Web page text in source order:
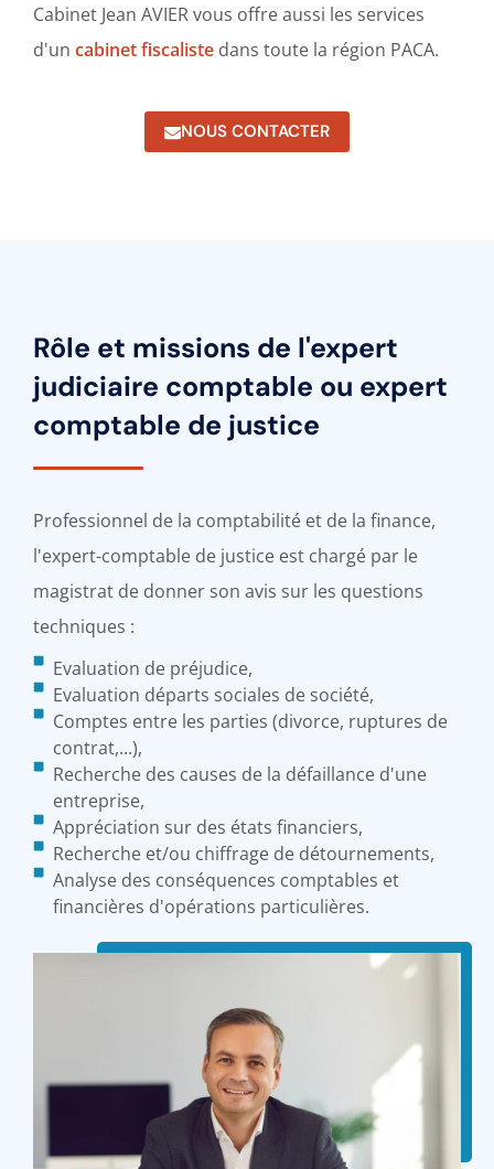
Cabinet Jean AVIER vous offre aussi les services
d'un cabinet fiscaliste dans toute la région PACA.
NOUS CONTACTER
Rôle et missions de l'expert
judiciaire comptable ou expert
comptable de justice
Professionnel de la comptabilité et de la finance,
l'expert-comptable de justice est chargé par le
magistrat de donner son avis sur les questions
techniques :
Evaluation de préjudice,
Evaluation départs sociales de société,
Comptes entre les parties (divorce, ruptures de
contrat,...),
Recherche des causes de la défaillance d'une
entreprise,
Appréciation sur des états financiers,
Recherche et/ou chiffrage de détournements,
Analyse des conséquences comptables et
financières d'opérations particulières.